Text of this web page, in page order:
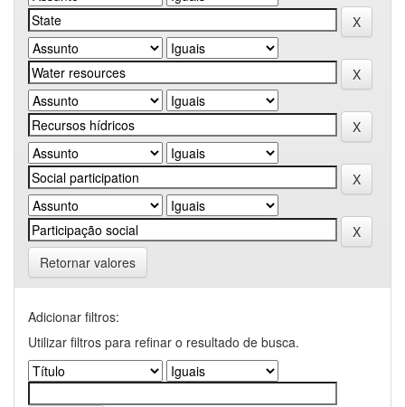
Retornar valores
Adicionar filtros:
Utilizar filtros para refinar o resultado de busca.